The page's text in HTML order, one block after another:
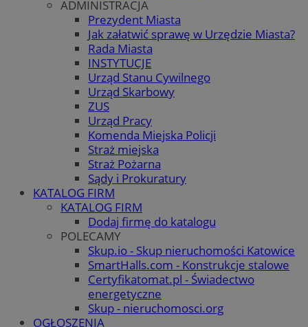
ADMINISTRACJA
Prezydent Miasta
Jak załatwić sprawę w Urzędzie Miasta?
Rada Miasta
INSTYTUCJE
Urząd Stanu Cywilnego
Urząd Skarbowy
ZUS
Urząd Pracy
Komenda Miejska Policji
Straż miejska
Straż Pożarna
Sądy i Prokuratury
KATALOG FIRM
KATALOG FIRM
Dodaj firmę do katalogu
POLECAMY
Skup.io - Skup nieruchomości Katowice
SmartHalls.com - Konstrukcje stalowe
Certyfikatomat.pl - Świadectwo
energetyczne
Skup - nieruchomosci.org
OGŁOSZENIA